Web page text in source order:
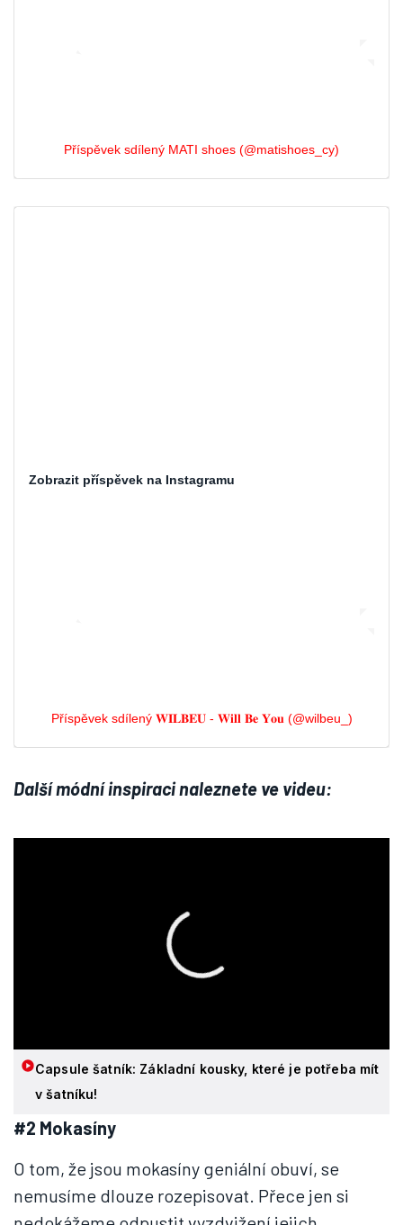
Příspěvek sdílený MATI shoes (@matishoes_cy)
Zobrazit příspěvek na Instagramu
Příspěvek sdílený 𝐖𝐈𝐋𝐁𝐄𝐔 - 𝐖𝐢𝐥𝐥 𝐁𝐞 𝐘𝐨𝐮 (@wilbeu_)
Další módní inspiraci naleznete ve videu:
Capsule šatník: Základní kousky, které je potřeba mít
v šatníku!
#2 Mokasíny
O tom, že jsou mokasíny geniální obuví, se
nemusíme dlouze rozepisovat. Přece jen si